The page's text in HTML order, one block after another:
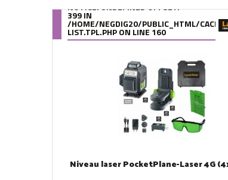
NOTICE: UNDEFINED OFFSET:
399 IN
/HOME/NEGDIG20/PUBLIC_HTML/
LIST.TPL.PHPON LINE 160
Niveau laser PocketPlane-Laser 4G